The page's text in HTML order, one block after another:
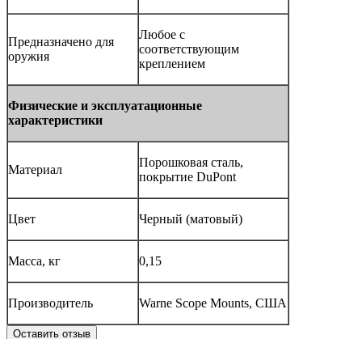
Предназначено для
оружия
Любое с
соответствующим
креплением
Физические и эксплуатационные
характеристики
Материал
Порошковая сталь,
покрытие DuPont
Цвет Черный (матовый)
Масса, кг 0,15
Производитель Warne Scope Mounts, США
Оставить отзыв